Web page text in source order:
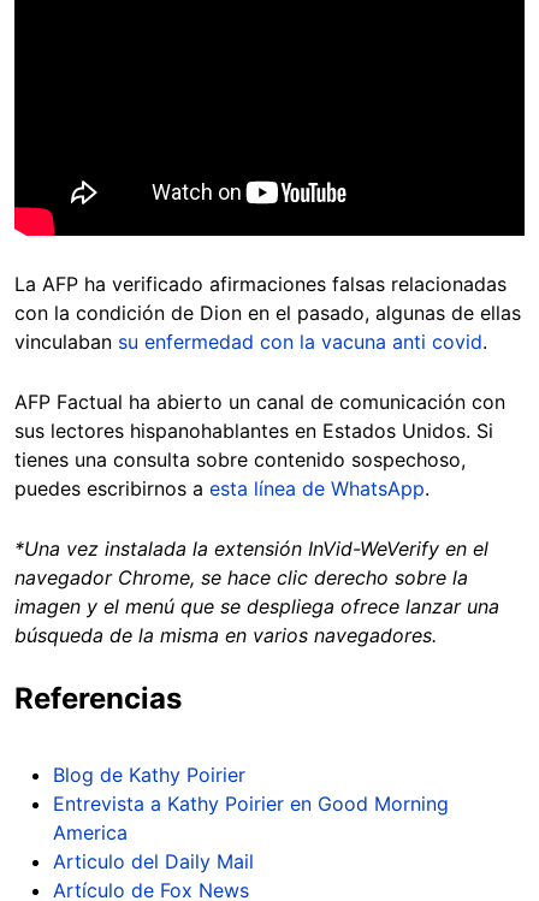
La AFP ha verificado afirmaciones falsas relacionadas
con la condición de Dion en el pasado, algunas de ellas
vinculaban su enfermedad con la vacuna anti covid.
AFP Factual ha abierto un canal de comunicación con
sus lectores hispanohablantes en Estados Unidos. Si
tienes una consulta sobre contenido sospechoso,
puedes escribirnos a esta línea de WhatsApp.
*Una vez instalada la extensión InVid-WeVerify en el
navegador Chrome, se hace clic derecho sobre la
imagen y el menú que se despliega ofrece lanzar una
búsqueda de la misma en varios navegadores.
Referencias
Blog de Kathy Poirier
Entrevista a Kathy Poirier en Good Morning
America
Articulo del Daily Mail
Artículo de Fox News